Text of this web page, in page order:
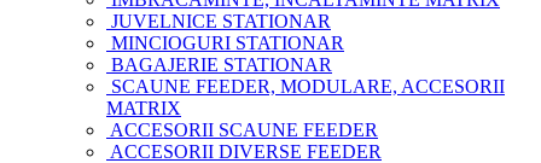
JUVELNICE STATIONAR
MINCIOGURI STATIONAR
BAGAJERIE STATIONAR
SCAUNE FEEDER, MODULARE, ACCESORII
MATRIX
ACCESORII SCAUNE FEEDER
ACCESORII DIVERSE FEEDER